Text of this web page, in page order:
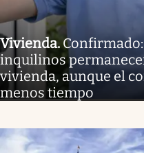
Vivienda.
inquilinos
vivienda, aunque el
menos tiempo